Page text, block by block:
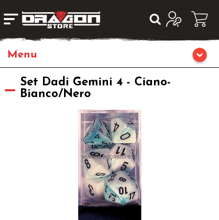
Giochi da Tavolo
Fumetti & Romanzi
Giochi di Carte Collezionabili
Set Dadi Gemini 4 - Ciano-
Bianco/Nero